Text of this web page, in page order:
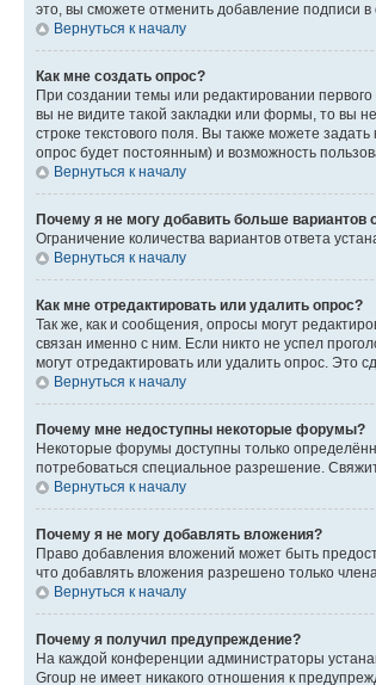
это, вы сможете отменить добавление подписи
Вернуться к началу
Как мне создать опрос?
При создании темы или редактировании
вы не видите такой закладки или формы, то вы
строке текстового поля. Вы также можете
опрос будет постоянным) и возможность
Вернуться к началу
Почему я не могу добавить больше вариантов
Ограничение количества вариантов ответа
Вернуться к началу
Как мне отредактировать или удалить опрос?
Так же, как и сообщения, опросы могут
связан именно с ним. Если никто не успел
могут отредактировать или удалить опрос. Это
Вернуться к началу
Почему мне недоступны некоторые форумы?
Некоторые форумы доступны только
потребоваться специальное разрешение.
Вернуться к началу
Почему я не могу добавлять вложения?
Право добавления вложений может быть
что добавлять вложения разрешено только
Вернуться к началу
Почему я получил предупреждение?
На каждой конференции администраторы
Group не имеет никакого отношения к